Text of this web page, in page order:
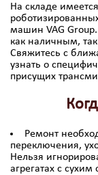
На складе
машин VAG
как наличным,
Свяжитесь с
узнать о
присущих
Ремонт
переключения,
Нельзя
агрегатах с